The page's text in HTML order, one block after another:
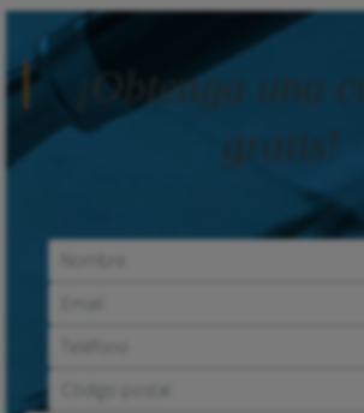
¡Obtenga una